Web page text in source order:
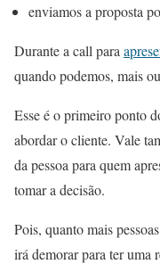
enviamos a proposta
Durante a call para
quando podemos, mais
Esse é o primeiro ponto
abordar o cliente. Vale
da pessoa para quem
tomar a decisão.
Pois, quanto mais
irá demorar para ter uma